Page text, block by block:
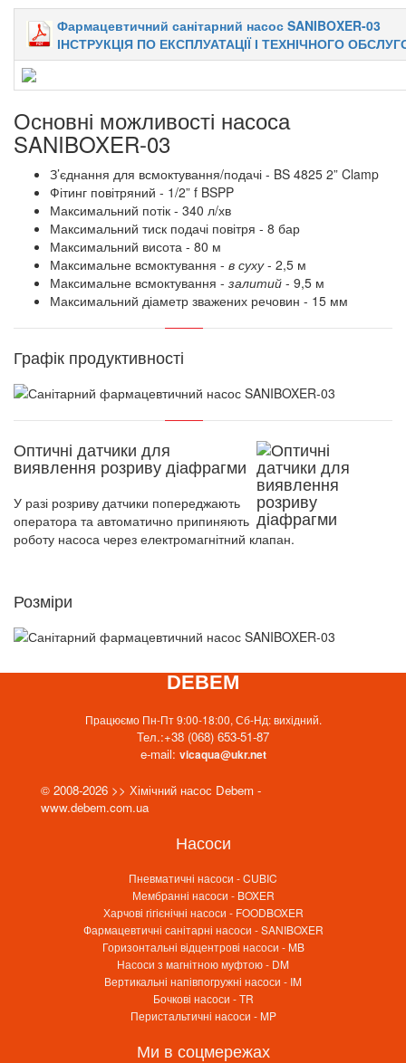
Фармацевтичний санітарний насос SANIBOXER-03
ІНСТРУКЦІЯ ПО ЕКСПЛУАТАЦІЇ І ТЕХНІЧНОГО
Основні можливості насоса
SANIBOXER-03
З’єднання для всмоктування/подачі - BS 4825 2” Clamp
Фітинг повітряний - 1/2” f BSPP
Максимальний потік - 340 л/хв
Максимальний тиск подачі повітря - 8 бар
Максимальний висота - 80 м
Максимальне всмоктування - в суху- 2,5 м
Максимальне всмоктування - залитий - 9,5 м
Максимальний діаметр зважених речовин - 15 мм
Графік продуктивності
Оптичні датчики для
виявлення розриву діафрагми
У разі розриву датчики попереджають
оператора та автоматично припиняють
роботу насоса через електромагнітний клапан.
Розміри
DEBEM
Працюємо Пн-Пт 9:00-18:00, Сб-Нд: вихідний.
Тел.:+38 (068) 653-51-87
e-mail: vicaqua@ukr.net
© 2008-2026 >> Хімічний насос Debem -
www.debem.com.ua
Насоси
Пневматичні насоси - CUBIC
Мембранні насоси - BOXER
Харчові гігієнічні насоси - FOODBOXER
Фармацевтичні санітарні насоси - SANIBOXER
Горизонтальні відцентрові насоси - MB
Насоси з магнітною муфтою - DM
Вертикальні напівпогружні насоси - IM
Бочкові насоси - TR
Перистальтичні насоси - MP
Ми в соцмережах